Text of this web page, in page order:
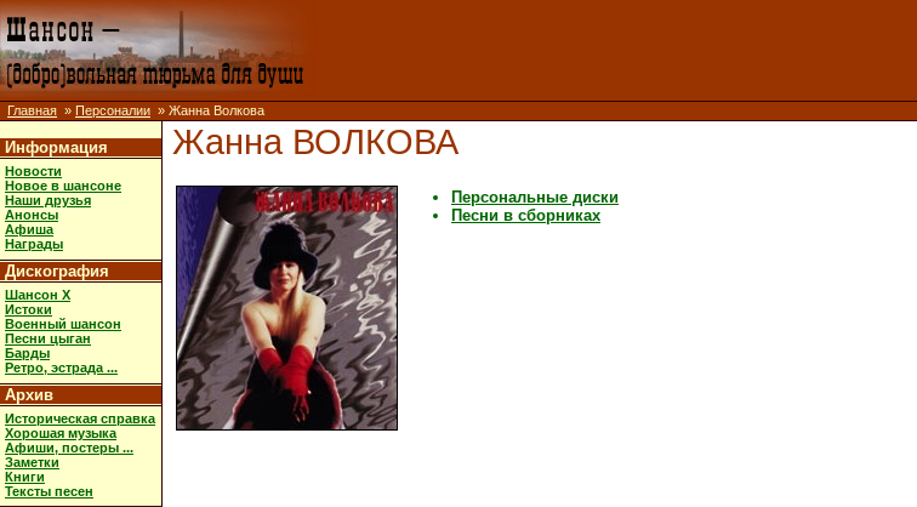
Главная » Персоналии » Жанна Волкова
Информация
Новости
Новое в шансоне
Наши друзья
Анонсы
Афиша
Награды
Дискография
Шансон X
Истоки
Военный шансон
Песни цыган
Барды
Ретро, эстрада ...
Архив
Историческая справка
Хорошая музыка
Афиши, постеры ...
Заметки
Книги
Тексты песен
Жанна ВОЛКОВА
Персональные диски
Песни в сборниках